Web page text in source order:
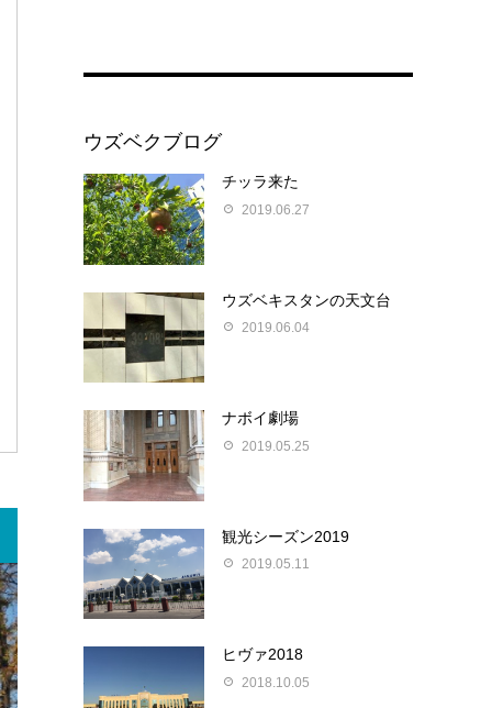
ウズベクブログ
チッラ来た
2019.06.27
ウズベキスタンの天文台
2019.06.04
ナボイ劇場
2019.05.25
観光シーズン2019
2019.05.11
ヒヴァ2018
2018.10.05